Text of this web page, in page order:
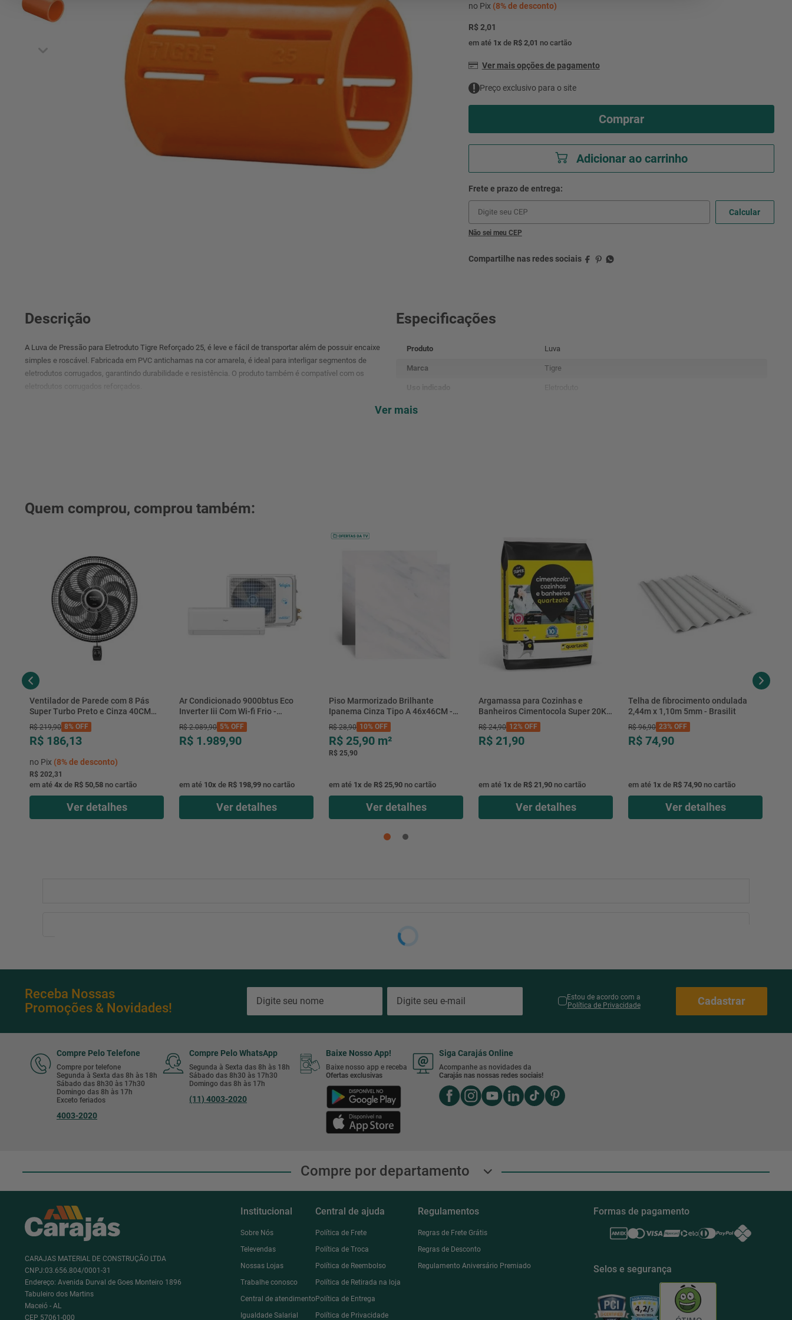
no Pix (8%de desconto)
R$ 2,01
em até 1x de R$ 2,01 no cartão
Ver mais opções de pagamento
Preço exclusivo para o site
Comprar
Adicionar ao carrinho
Não sei meu CEP
Descrição
A Luva de Pressão para Eletroduto Tigre Reforçado 25, é leve e fácil de transportar além de possuir encaixe
simples e roscável. Fabricada em PVC antichamas na cor amarela, é ideal para interligar segmentos de
eletrodutos corrugados, garantindo durabilidade e resistência. O produto também é compatível com os
eletrodutos corrugados reforçados.
Especificações
Produto Luva
Marca Tigre
Tipo
Ver mais
Quem comprou, comprou também:
Ventilador de Parede com 8 Pás
Super Turbo Preto e Cinza 40CM
220V 140W - VTX-40P-8P - Mondial
R$ 219,90 8% OFF
R$ 186,13
no Pix (8%de desconto)
R$ 202,31
em até 4x de R$ 50,58 no cartão
Ver detalhes
Ar Condicionado 9000btus Eco
Inverter Iii Com Wi-fi Frio -
Hjfe09c2cg|hjfi09c2wg - Elgin
R$ 2.089,90 5% OFF
R$ 1.989,90
em até 10x de R$ 198,99 no cartão
Ver detalhes
Piso Marmorizado Brilhante
Ipanema Cinza Tipo A 46x46CM -
01.012771 - Cerbras
R$ 28,90 10% OFF
R$ 25,90 m²
R$ 25,90
em até 1x de R$ 25,90 no cartão
Ver detalhes
Argamassa para Cozinhas e
Banheiros Cimentocola Super 20KG
- 0118.00001.0020PL - Quartzolit
R$ 24,90 12% OFF
R$ 21,90
em até 1x de R$ 21,90 no cartão
Ver detalhes
Telha de fibrocimento ondulada
2,44m x 1,10m 5mm - Brasilit
R$ 96,90 23% OFF
R$ 74,90
em até 1x de R$ 74,90 no cartão
Ver detalhes
Receba Nossas
Promoções & Novidades!
Estou de acordo com a
Política de Privacidade
Cadastrar
Compre Pelo Telefone
Compre por telefone
Segunda à Sexta das 8h às 18h
Sábado das 8h30 às 17h30
Domingo das 8h às 17h
Exceto feriados
4003-2020
Compre Pelo WhatsApp
Segunda à Sexta das 8h às 18h
Sábado das 8h30 às 17h30
Domingo das 8h às 17h
(11) 4003-2020
Baixe Nosso App!
Baixe nosso app e receba
Ofertas exclusivas
Siga Carajás Online
Acompanhe as novidades da
Carajás nas nossas redes sociais!
Compre por departamento
CARAJAS MATERIAL DE CONSTRUÇÃO LTDA
CNPJ:03.656.804/0001-31
Endereço: Avenida Durval de Goes Monteiro 1896
Tabuleiro dos Martins
Maceió - AL
CEP 57061-000
Institucional
Sobre Nós
Televendas
Nossas Lojas
Trabalhe conosco
Central de atendimento
Igualdade Salarial
Central de ajuda
Política de Frete
Política de Troca
Política de Reembolso
Política de Retirada na loja
Política de Entrega
Política de Privacidade
Regulamentos
Regras de Frete Grátis
Regras de Desconto
Regulamento Aniversário Premiado
Formas de pagamento
Selos e segurança
mesa
condicionado